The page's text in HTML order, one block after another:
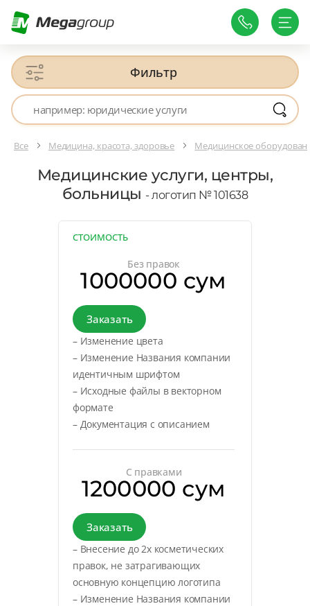
Фильтр
Все Медицина, красота, здоровье Медицинское
Медицинские услуги, центры,
больницы - логотип № 101638
СТОИМОСТЬ
Без правок
1000000 сум
Заказать
– Изменение цвета
– Изменение Названия компании
идентичным шрифтом
– Исходные файлы в векторном
формате
– Документация с описанием
С правками
1200000 сум
Заказать
– Внесение до 2х косметических
правок, не затрагивающих
основную концепцию логотипа
– Изменение Названия компании